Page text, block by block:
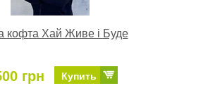
кофта Хай Живе і Буде
грн Купить